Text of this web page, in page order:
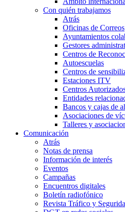
Con quién trabajamos
Atrás
Oficinas de Correos
Ayuntamientos
Gestores
Centros de
Autoescuelas
Centros de
Estaciones ITV
Centros
Entidades
Bancos y cajas de
Asociaciones de
Talleres y
Comunicación
Atrás
Notas de prensa
Información de interés
Eventos
Campañas
Encuentros digitales
Boletín radiofónico
Revista Tráfico y